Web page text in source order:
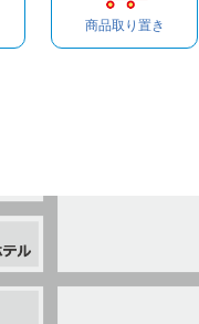
商品取り置き